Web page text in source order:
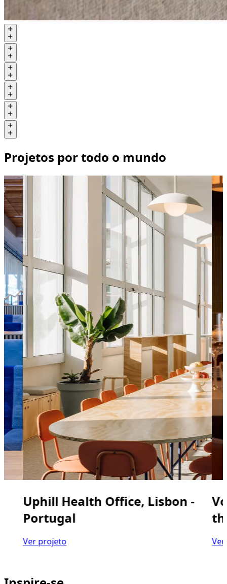
Projetos por todo o mundo
Uphill Health Office, Lisbon -
Portugal
Ver projeto